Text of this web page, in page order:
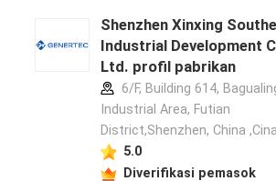
Shenzhen Xinxing
Industrial Development
Ltd. profil pabrikan
6/F, Building 614,
Industrial Area, Futian
District,Shenzhen, China ,Cina
5.0
Diverifikasi pemasok